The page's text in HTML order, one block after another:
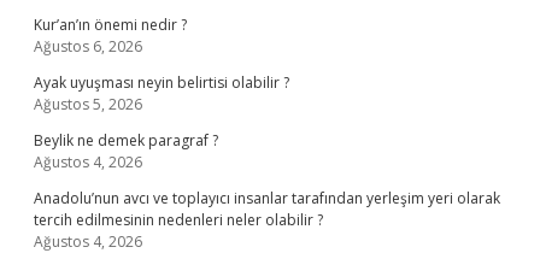
Kur’an’ın önemi nedir ?
Ağustos 6, 2026
Ayak uyuşması neyin belirtisi olabilir ?
Ağustos 5, 2026
Beylik ne demek paragraf ?
Ağustos 4, 2026
Anadolu’nun avcı ve toplayıcı insanlar tarafından yerleşim yeri olarak
tercih edilmesinin nedenleri neler olabilir ?
Ağustos 4, 2026